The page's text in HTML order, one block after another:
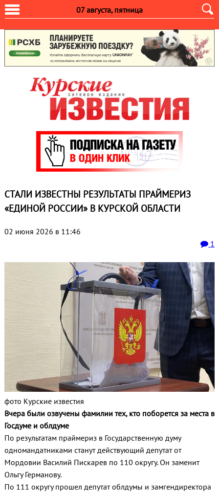
07 августа, пятница
СТАЛИ ИЗВЕСТНЫ РЕЗУЛЬТАТЫ ПРАЙМЕРИЗ
«ЕДИНОЙ РОССИИ» В КУРСКОЙ ОБЛАСТИ
02 июня 2026 в 11:46
1
фото Курские известия
Вчера были озвучены фамилии тех, кто поборется за места в
Госдуме и облдуме
По результатам праймериз в Государственную думу
одномандатниками станут действующий депутат от
Мордовии Василий Пискарев по 110 округу. Он заменит
Ольгу Германову.
По 111 округу прошел депутат облдумы и замгендиректора